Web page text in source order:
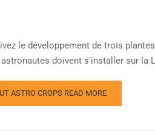
le développement de trois
doivent s'installer sur la
ASTRO CROPS READ MORE